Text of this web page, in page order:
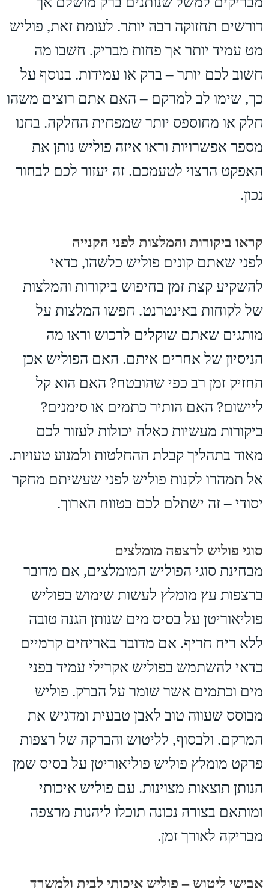
דורשים תחזוקה רבה יותר. לעומת זאת, פוליש
מט עמיד יותר אך פחות מבריק. חשבו מה
חשוב לכם יותר – ברק או עמידות. בנוסף על
כך, שימו לב למרקם – האם אתם רוצים משהו
חלק או מחוספס יותר שמפחית החלקה. בחנו
מספר אפשרויות וראו איזה פוליש נותן את
האפקט הרצוי לטעמכם. זה יעזור לכם לבחור
נכון.
קראו ביקורות והמלצות לפני הקנייה
לפני שאתם קונים פוליש כלשהו, כדאי
להשקיע קצת זמן בחיפוש ביקורות והמלצות
של לקוחות באינטרנט. חפשו המלצות על
מותגים שאתם שוקלים לרכוש וראו מה
הניסיון של אחרים איתם. האם הפוליש אכן
החזיק זמן רב כפי שהובטח? האם הוא קל
ליישום? האם הותיר כתמים או סימנים?
ביקורות מעשיות כאלה יכולות לעזור לכם
מאוד בתהליך קבלת ההחלטות ולמנוע טעויות.
אל תמהרו לקנות פוליש לפני שעשיתם מחקר
יסודי – זה ישתלם לכם בטווח הארוך.
סוגי פוליש לרצפה מומלצים
מבחינת סוגי הפוליש המומלצים, אם מדובר
ברצפות עץ מומלץ לעשות שימוש בפוליש
פוליאוריטן על בסיס מים שנותן הגנה טובה
ללא ריח חריף. אם מדובר באריחים קרמיים
כדאי להשתמש בפוליש אקרילי עמיד בפני
מים וכתמים אשר שומר על הברק. פוליש
מבוסס שעווה טוב לאבן טבעית ומדגיש את
המרקם. ולבסוף, לליטוש והברקה של רצפות
פרקט מומלץ פוליש פוליאוריטן על בסיס שמן
הנותן תוצאות מצוינות. עם פוליש איכותי
ומותאם בצורה נכונה תוכלו ליהנות מרצפה
מבריקה לאורך זמן.
אבישי ליטוש – פוליש איכותי לבית ולמשרד